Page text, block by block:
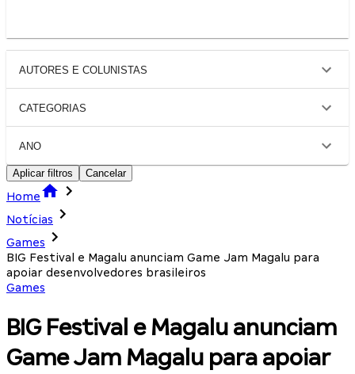
AUTORES E COLUNISTAS
CATEGORIAS
ANO
Aplicar filtros Cancelar
Home
Notícias
Games
BIG Festival e Magalu anunciam Game Jam Magalu para
apoiar desenvolvedores brasileiros
Games
BIG Festival e Magalu anunciam
Game Jam Magalu para apoiar